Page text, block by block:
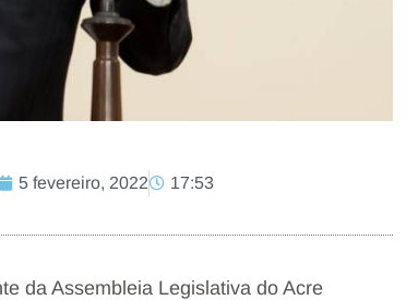
5 fevereiro, 2022 17:53
da Assembleia Legislativa do Acre